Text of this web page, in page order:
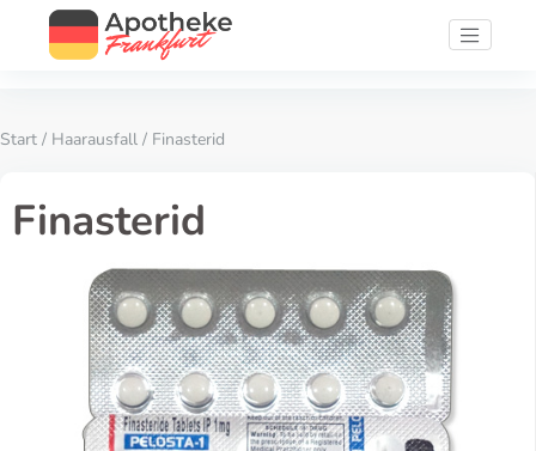
Start / Haarausfall / Finasterid
Finasterid